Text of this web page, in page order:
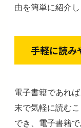
由を簡単に紹介し
手軽に読み
電子書籍であれ
末で気軽に読む
でき、電子書籍